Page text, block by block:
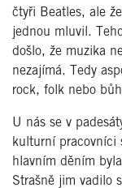
čtyři Beatles, ale
jednou mluvil.
došlo, že muzika
nezajímá. Tedy
rock, folk nebo
U nás se v
kulturní pracovníci
hlavním děním
Strašně jim vadilo